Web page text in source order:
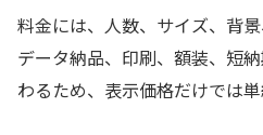
料金には、人数、サイズ、背
データ納品、印刷、額装、短
わるため、表示価格だけでは単